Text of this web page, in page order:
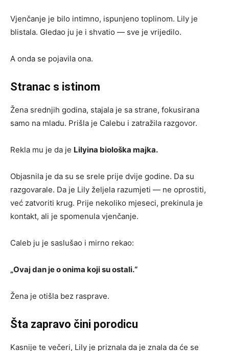
Vjenčanje je bilo intimno, ispunjeno toplinom. Lily je
blistala. Gledao ju je i shvatio — sve je vrijedilo.
A onda se pojavila ona.
Stranac s istinom
Žena srednjih godina, stajala je sa strane, fokusirana
samo na mladu. Prišla je Calebu i zatražila razgovor.
Rekla mu je da je Lilyina biološka majka.
Objasnila je da su se srele prije dvije godine. Da su
razgovarale. Da je Lily željela razumjeti — ne oprostiti,
već zatvoriti krug. Prije nekoliko mjeseci, prekinula je
kontakt, ali je spomenula vjenčanje.
Caleb ju je saslušao i mirno rekao:
„Ovaj dan je o onima koji su ostali.“
Žena je otišla bez rasprave.
Šta zapravo čini porodicu
Kasnije te večeri, Lily je priznala da je znala da će se